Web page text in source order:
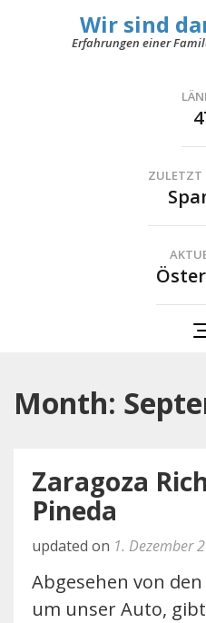
Wir sind
Erfahrungen einer
ZULETZT
Month:
Zaragoza
Pineda
updated on 1. Dezember
Abgesehen von
um unser Auto,